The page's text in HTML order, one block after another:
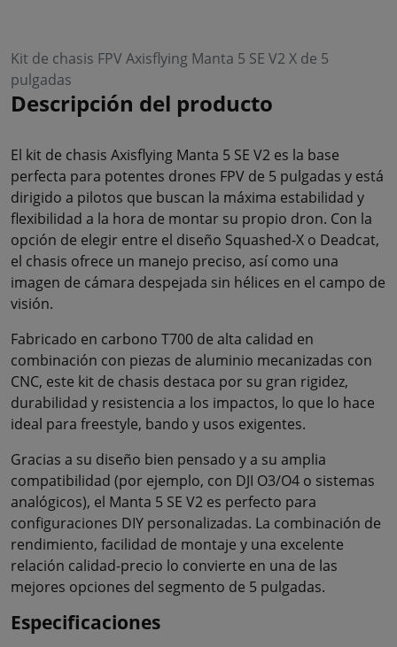
Kit de chasis FPV Axisflying Manta 5 SE V2 X de 5
pulgadas
Descripción del producto
El kit de chasis Axisflying Manta 5 SE V2 es la base
perfecta para potentes drones FPV de 5 pulgadas y está
dirigido a pilotos que buscan la máxima estabilidad y
flexibilidad a la hora de montar su propio dron. Con la
opción de elegir entre el diseño Squashed-X o Deadcat,
el chasis ofrece un manejo preciso, así como una
imagen de cámara despejada sin hélices en el campo de
visión.
Fabricado en carbono T700 de alta calidad en
combinación con piezas de aluminio mecanizadas con
CNC, este kit de chasis destaca por su gran rigidez,
durabilidad y resistencia a los impactos, lo que lo hace
ideal para freestyle, bando y usos exigentes.
Gracias a su diseño bien pensado y a su amplia
compatibilidad (por ejemplo, con DJI O3/O4 o sistemas
analógicos), el Manta 5 SE V2 es perfecto para
configuraciones DIY personalizadas. La combinación de
rendimiento, facilidad de montaje y una excelente
relación calidad-precio lo convierte en una de las
mejores opciones del segmento de 5 pulgadas.
Especificaciones